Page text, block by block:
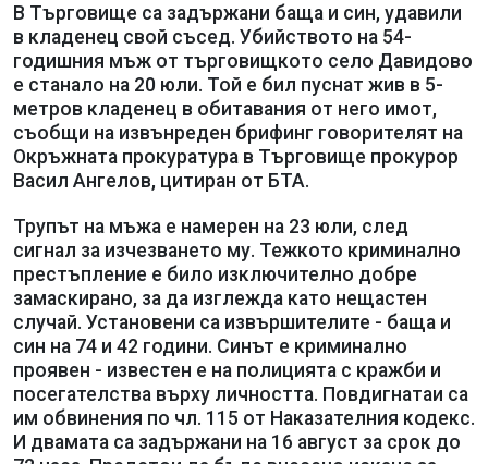
В Търговище са задържани баща и син, удавили
в кладенец свой съсед. Убийството на 54-
годишния мъж от търговищкото село Давидово
е станало на 20 юли. Той е бил пуснат жив в 5-
метров кладенец в обитавания от него имот,
съобщи на извънреден брифинг говорителят на
Окръжната прокуратура в Търговище прокурор
Васил Ангелов, цитиран от БТА.
Трупът на мъжа е намерен на 23 юли, след
сигнал за изчезването му. Тежкото криминално
престъпление е било изключително добре
замаскирано, за да изглежда като нещастен
случай. Установени са извършителите - баща и
син на 74 и 42 години. Синът е криминално
проявен - известен е на полицията с кражби и
посегателства върху личността. Повдигнатаи са
им обвинения по чл. 115 от Наказателния кодекс.
И двамата са задържани на 16 август за срок до